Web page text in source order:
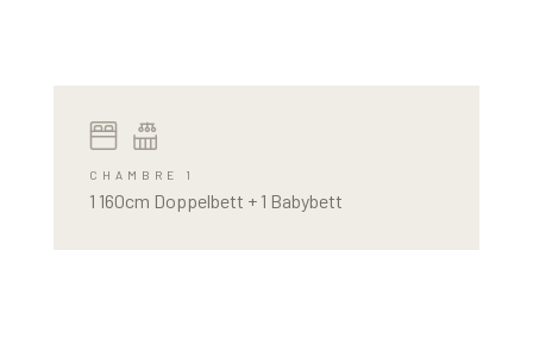
CHAMBRE 1
1 160cm Doppelbett + 1 Babybett